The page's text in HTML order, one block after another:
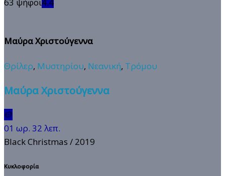
63 ψήφοι4.4
Μαύρα Χριστούγεννα
Θρίλερ, Μυστηρίου, Νεανική, Τρόμου
Μαύρα Χριστούγεννα
🥔
01 ωρ. 32 λεπ.
Black Christmas / 2019
Κυκλοφορία